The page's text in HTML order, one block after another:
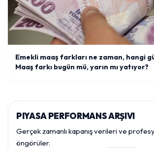
Emekli maaş farkları ne zaman, hangi
Maaş farkı bugün mü, yarın mı yatıyor?
PIYASA PERFORMANS ARŞIVI
Gerçek zamanlı kapanış verileri ve
öngörüler.